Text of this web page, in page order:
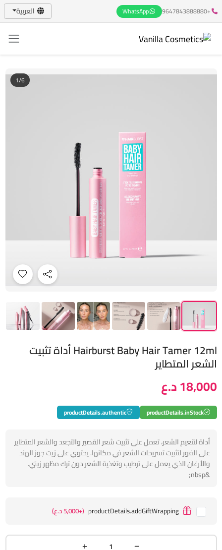
+9647843888880
WhatsApp العربية
1/6
Hairburst Baby Hair Tamer 12ml أداة تثبيت
الشعر المتطاير
18,000 د.ع
productDetails.inStock
productDetails.authentic
أداة لتنعيم الشعر، تعمل على تثبيت شعر القصير والتجعد والشعر المتطاير
على الفور لتثبيت تسريحات الشعر في مكانها. يحتوي على زيت جوز الهند
والأرغان الذي يعمل على ترطيب وتغذية الشعر دون ترك مظهر زيتي.
&nbsp;
productDetails.addGiftWrapping (+5,000 د.ع)